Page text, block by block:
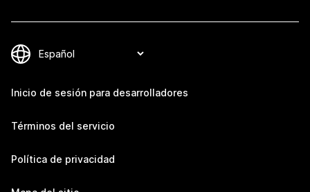
Inicio de sesión para desarrolladores
Términos del servicio
Política de privacidad